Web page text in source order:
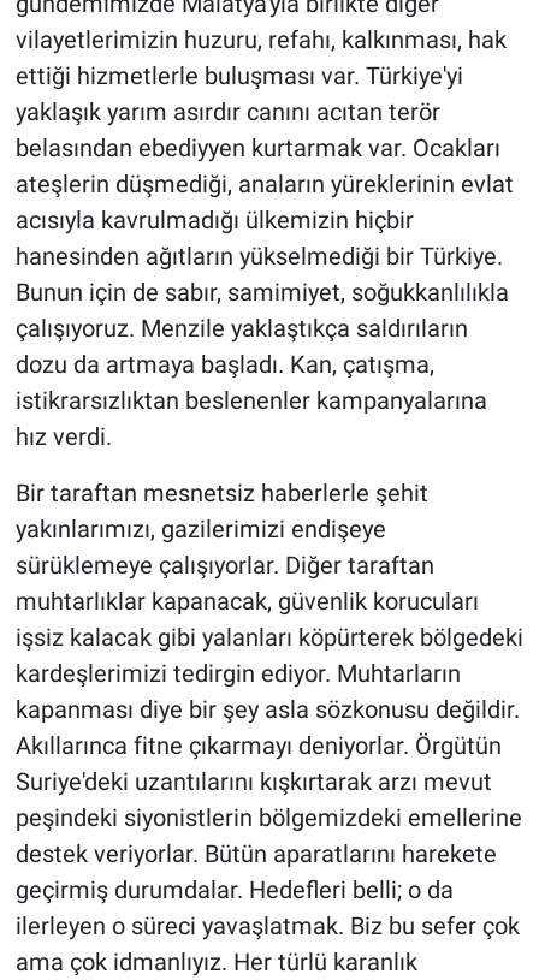
vilayetlerimizin huzuru, refahı, kalkınması, hak
ettiği hizmetlerle buluşması var. Türkiye'yi
yaklaşık yarım asırdır canını acıtan terör
belasından ebediyyen kurtarmak var. Ocakları
ateşlerin düşmediği, anaların yüreklerinin evlat
acısıyla kavrulmadığı ülkemizin hiçbir
hanesinden ağıtların yükselmediği bir Türkiye.
Bunun için de sabır, samimiyet, soğukkanlılıkla
çalışıyoruz. Menzile yaklaştıkça saldırıların
dozu da artmaya başladı. Kan, çatışma,
istikrarsızlıktan beslenenler kampanyalarına
hız verdi.
Bir taraftan mesnetsiz haberlerle şehit
yakınlarımızı, gazilerimizi endişeye
sürüklemeye çalışıyorlar. Diğer taraftan
muhtarlıklar kapanacak, güvenlik korucuları
işsiz kalacak gibi yalanları köpürterek bölgedeki
kardeşlerimizi tedirgin ediyor. Muhtarların
kapanması diye bir şey asla sözkonusu değildir.
Akıllarınca fitne çıkarmayı deniyorlar. Örgütün
Suriye'deki uzantılarını kışkırtarak arzı mevut
peşindeki siyonistlerin bölgemizdeki emellerine
destek veriyorlar. Bütün aparatlarını harekete
geçirmiş durumdalar. Hedefleri belli; o da
ilerleyen o süreci yavaşlatmak. Biz bu sefer çok
ama çok idmanlıyız. Her türlü karanlık